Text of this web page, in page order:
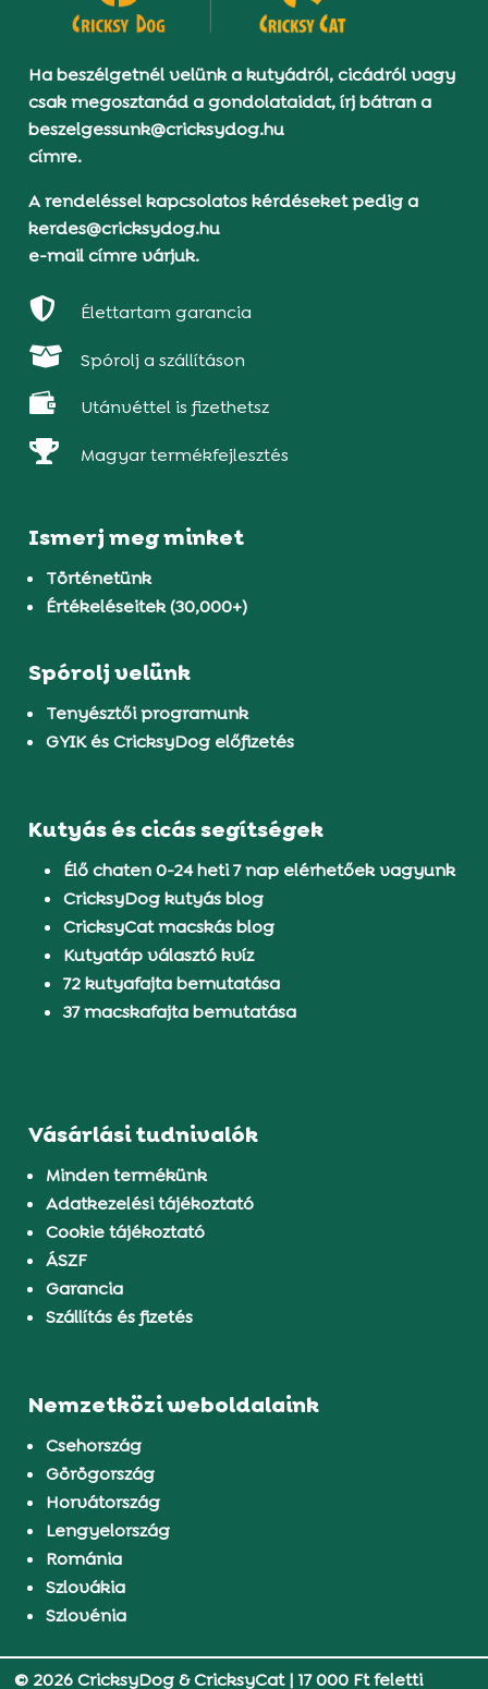
Ha beszélgetnél velünk a kutyádról, cicádról vagy
csak megosztanád a gondolataidat, írj bátran a
beszelgessunk@cricksydog.hu
címre.
A rendeléssel kapcsolatos kérdéseket pedig a
kerdes@cricksydog.hu
e-mail címre várjuk.
 Élettartam garancia
 Spórolj a szállításon
 Utánvéttel is fizethetsz
 Magyar termékfejlesztés
Ismerj meg minket
Történetünk
Értékeléseitek (30,000+)
Spórolj velünk
Tenyésztői programunk
GYIK és CricksyDog előfizetés
Kutyás és cicás segítségek
Élő chaten 0-24 heti 7 nap elérhetőek vagyunk
CricksyDog kutyás blog
CricksyCat macskás blog
Kutyatáp választó kvíz
72 kutyafajta bemutatása
37 macskafajta bemutatása
Vásárlási tudnivalók
Minden termékünk
Adatkezelési tájékoztató
Cookie tájékoztató
ÁSZF
Garancia
Szállítás és fizetés
Nemzetközi weboldalaink
Csehország
Görögország
Horvátország
Lengyelország
Románia
Szlovákia
Szlovénia
© 2026 CricksyDog & CricksyCat|17 000 Ft feletti